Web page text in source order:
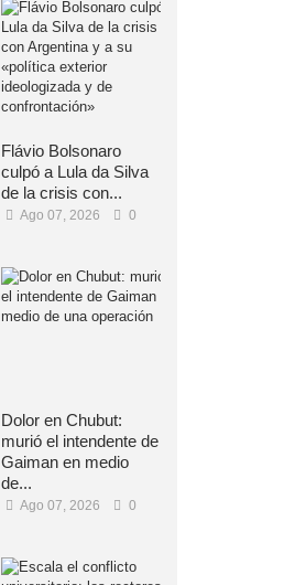
Flávio Bolsonaro
culpó a Lula da Silva
de la crisis con...
Ago 07, 2026 0
Dolor en Chubut:
murió el intendente de
Gaiman en medio
de...
Ago 07, 2026 0